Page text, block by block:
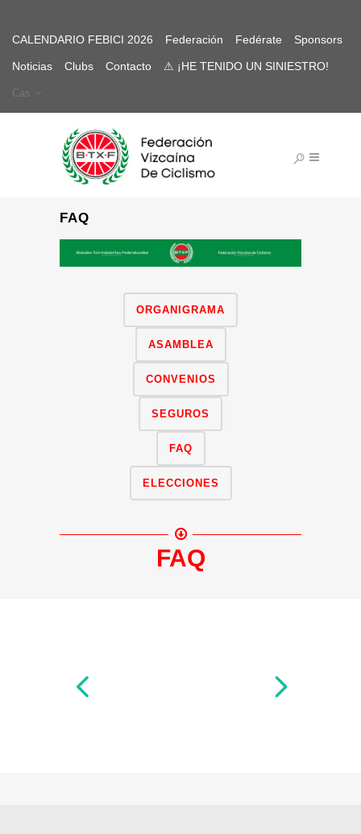
CALENDARIO FEBICI 2026 Federación Fedérate Sponsors
Noticias Clubs Contacto ⚠ ¡HE TENIDO UN SINIESTRO!
Cas
FAQ
ORGANIGRAMA
ASAMBLEA
CONVENIOS
SEGUROS
FAQ
ELECCIONES
FAQ